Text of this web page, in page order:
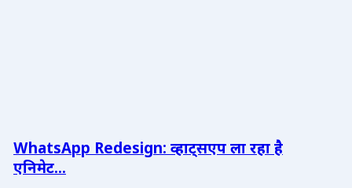
WhatsApp Redesign: व्हाट्सएप ला रहा है
एनिमेट...